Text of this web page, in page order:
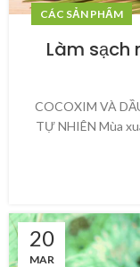
CÁC SẢN PHẨM
Làm sạch
COCOXIM VÀ
TỰ NHIÊN Mùa
20
MAR